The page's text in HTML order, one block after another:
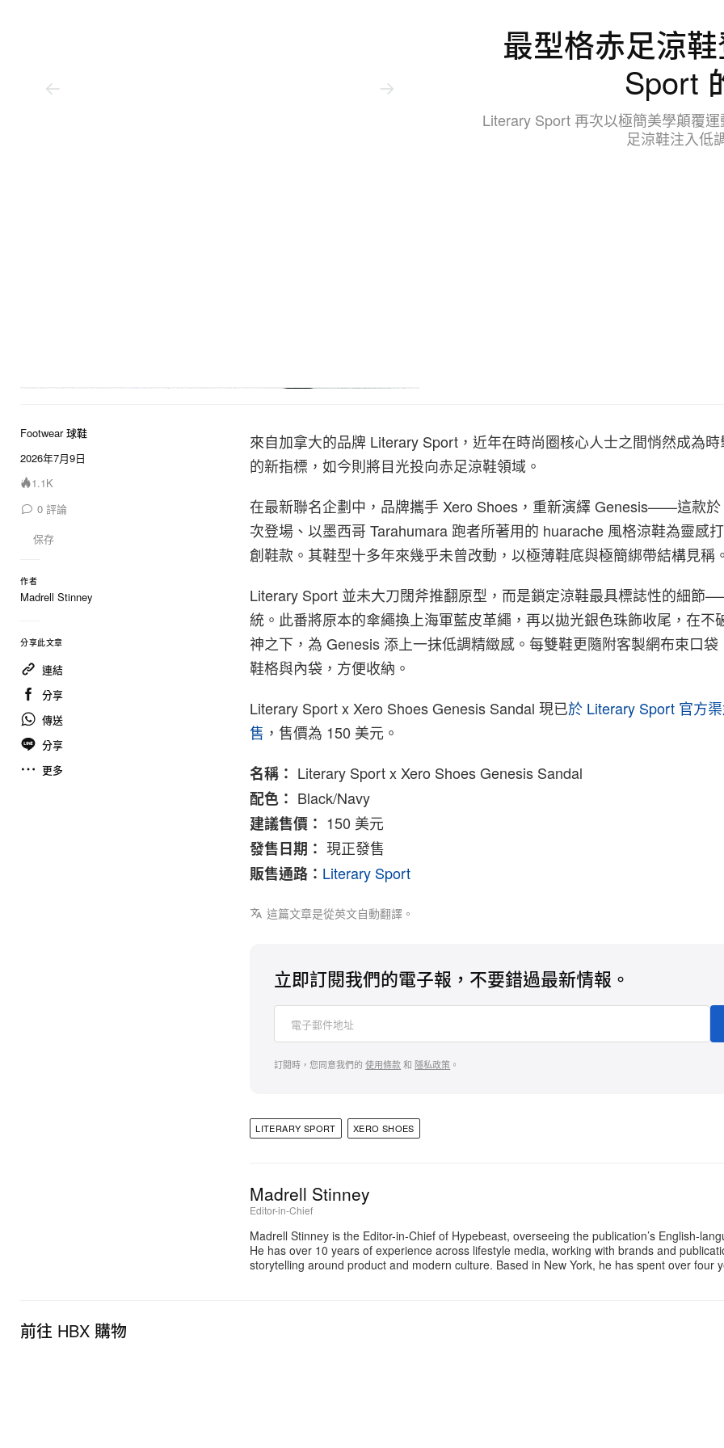
最型格赤足涼
Sport
Literary Sport 再次以極簡美學顛覆
足涼鞋注入低
Footwear 球鞋
2026年7月9日
1.1K
0 評論
保存
作者
Madrell Stinney
分享此文章
連結
分享
傳送
分享
更多
來自加拿大的品牌 Literary Sport，近年在時尚圈核心人士之間悄然成為
的新指標，如今則將目光投向赤足涼鞋領域。
在最新聯名企劃中，品牌攜手 Xero Shoes，重新演繹 Genesis——這款
次登場、以墨西哥 Tarahumara 跑者所著用的 huarache 風格涼鞋為靈感
創鞋款。其鞋型十多年來幾乎未曾改動，以極薄鞋底與極簡綁帶結構見稱
Literary Sport 並未大刀闊斧推翻原型，而是鎖定涼鞋最具標誌性的細節
統。此番將原本的傘繩換上海軍藍皮革繩，再以拋光銀色珠飾收尾，在不
神之下，為 Genesis 添上一抹低調精緻感。每雙鞋更隨附客製網布束口袋
鞋格與內袋，方便收納。
Literary Sport x Xero Shoes Genesis Sandal 現已於 Literary Sport 官方
售 ，售價為 150 美元。
名稱： Literary Sport x Xero Shoes Genesis Sandal
配色： Black/Navy
建議售價： 150 美元
發售日期： 現正發售
販售通路： Literary Sport
這篇文章是從英文自動翻譯。
立即訂閱我們的電子報，不要錯過最新情報。
訂閱時，您同意我們的使用條款和 隱私政策 。
LITERARY SPORT XERO SHOES
Madrell Stinney
Editor-in-Chief
Madrell Stinney is the Editor-in-Chief of Hypebeast, overseeing the publication’s English-
He has over 10 years of experience across lifestyle media, working with brands and
storytelling around product and modern culture. Based in New York, he has spent over four
前往 HBX 購物